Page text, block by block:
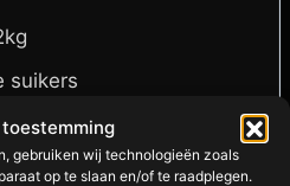
gebruiken wij technologieën zoals
op te slaan en/of te raadplegen.
suikers
& vegetarisch